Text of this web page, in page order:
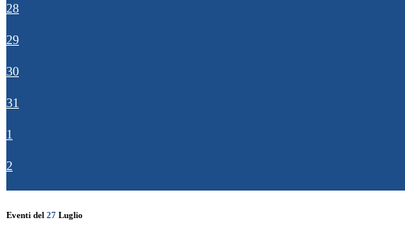
28
29
30
31
1
2
Eventi del 27 Luglio